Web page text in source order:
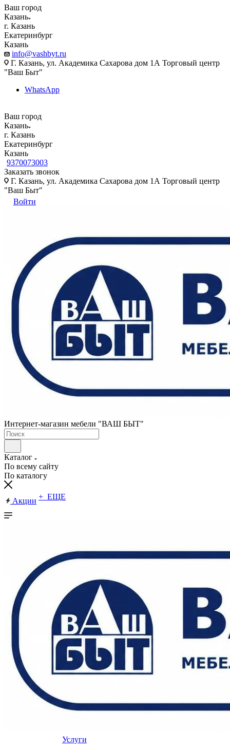
Ваш город
Казань
г. Казань
Екатеринбург
Казань
info@vashbyt.ru
Г. Казань, ул. Академика Сахарова дом 1А Торговый центр
"Ваш Быт"
WhatsApp
Ваш город
Казань
г. Казань
Екатеринбург
Казань
9370073003
Заказать звонок
Г. Казань, ул. Академика Сахарова дом 1А Торговый центр
"Ваш Быт"
Войти
Интернет-магазин мебели "ВАШ БЫТ"
Каталог
По всему сайту
По каталогу
Акции + ЕЩЕ
Услуги